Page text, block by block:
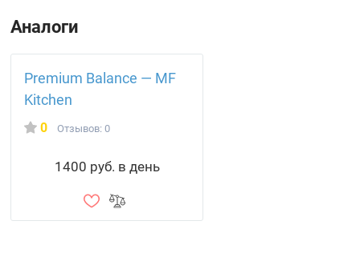
Аналоги
Premium Balance — MF
Kitchen
0 Отзывов: 0
1400 руб. в день